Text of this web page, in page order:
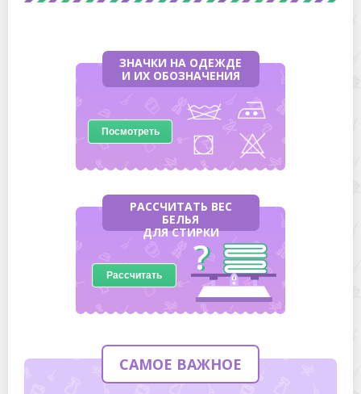
ЗНАЧКИ НА ОДЕЖДЕ
И ИХ ОБОЗНАЧЕНИЯ
Посмотреть
РАССЧИТАТЬ ВЕС
БЕЛЬЯ
ДЛЯ СТИРКИ
Рассчитать
САМОЕ ВАЖНОЕ